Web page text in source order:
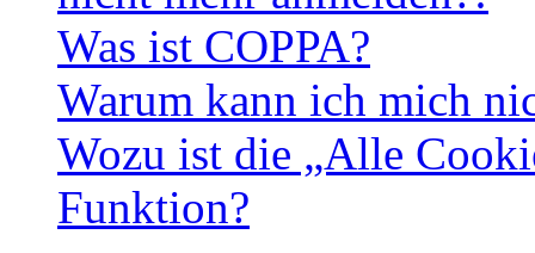
Was ist COPPA?
Warum kann ich mich
Wozu ist die „Alle
Funktion?